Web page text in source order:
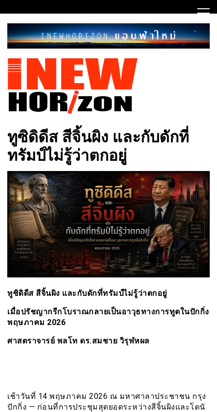
to
content
INEWHORIZON
ทูซิดิดีส สีจิ้นผิง และกับดักที่
ทรัมป์ไม่รู้ว่าตกอยู่
ทูซิดิดีส สีจิ้นผิง และกับดักที่ทรัมป์ไม่รู้ว่าตกอยู่
เมื่อปรัชญากรีกโบราณกลายเป็นอาวุธทางการทูตในปักกิ่ง
พฤษภาคม 2026
ศาสตราจารย์ พลโท ดร.สมชาย วิรุฬหผล
เช้าวันที่ 14 พฤษภาคม 2026 ณ มหาศาลาประชาชน กรุง
ปักกิ่ง — ก่อนที่การประชุมสุดยอดระหว่างสีจิ้นผิงและโดนั